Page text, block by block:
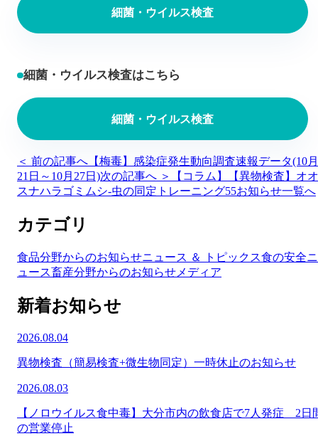
細菌・ウイルス検査
細菌・ウイルス検査はこちら
細菌・ウイルス検査
＜ 前の記事へ 【梅毒】感染症発生動向調査速報データ(10月
21日～10月27日)次の記事へ ＞
【コラム】【異物検査】オオ
スナハラゴミムシ-虫の同定トレーニング55お知らせ一覧へ
カテゴリ
食品分野からのお知らせニュース ＆ トピックス食の安全ニ
ュース畜産分野からのお知らせ メディア
新着お知らせ
2026.08.04
異物検査（簡易検査+微生物同定）一時休止のお知らせ
2026.08.03
【ノロウイルス食中毒】大分市内の飲食店で7人発症 2日
の営業停止